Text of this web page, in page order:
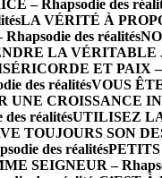
– Rhapsodie des
LA VÉRITÉ À
des réalités
LA VÉRITABLE
ET PAIX –
des réalitésVOUS
CROISSANCE
réalitésUTILISEZ LA
TOUJOURS SON
des réalitésPETITS
SEIGNEUR –